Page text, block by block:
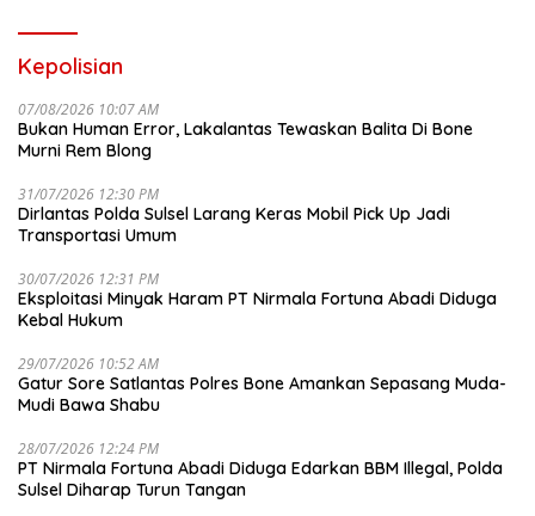
Kepolisian
07/08/2026 10:07 AM
Bukan Human Error, Lakalantas Tewaskan Balita Di Bone
Murni Rem Blong
31/07/2026 12:30 PM
Dirlantas Polda Sulsel Larang Keras Mobil Pick Up Jadi
Transportasi Umum
30/07/2026 12:31 PM
Eksploitasi Minyak Haram PT Nirmala Fortuna Abadi Diduga
Kebal Hukum
29/07/2026 10:52 AM
Gatur Sore Satlantas Polres Bone Amankan Sepasang Muda-
Mudi Bawa Shabu
28/07/2026 12:24 PM
PT Nirmala Fortuna Abadi Diduga Edarkan BBM Illegal, Polda
Sulsel Diharap Turun Tangan